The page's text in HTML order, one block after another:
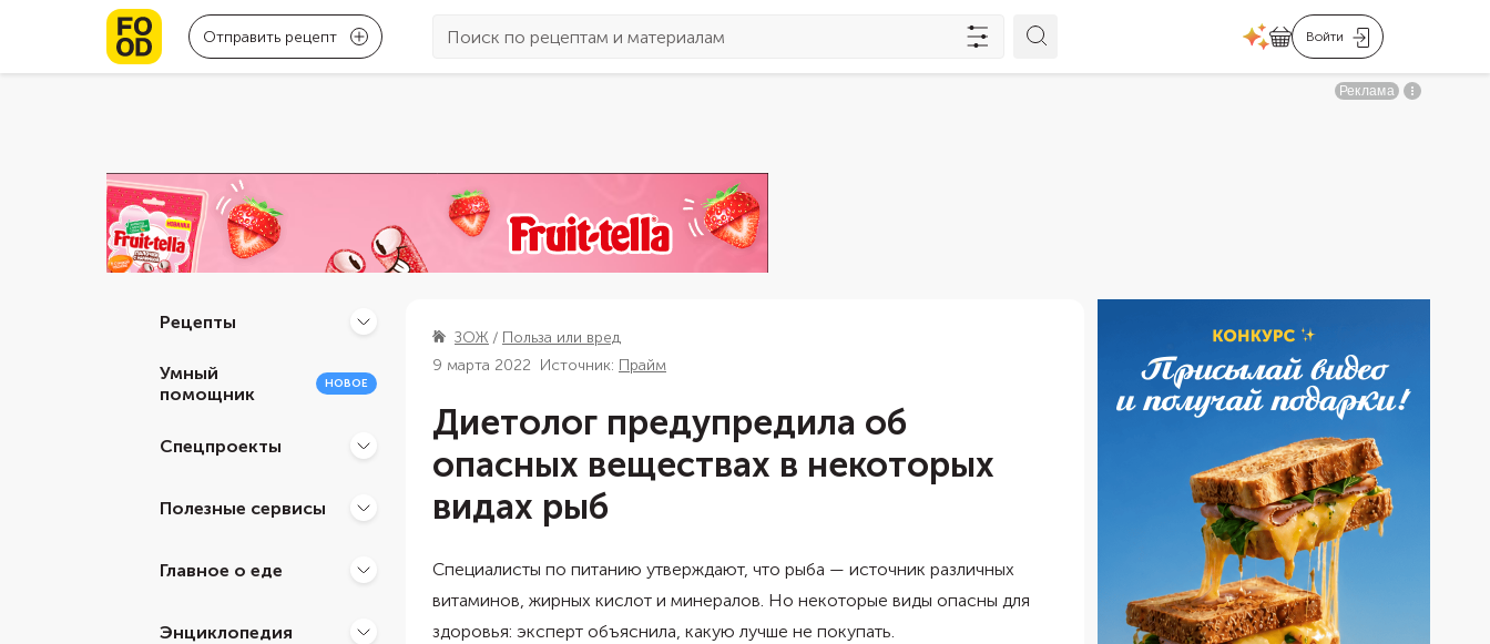
Отправить рецепт Войти
Рецепты
Умный
помощник
НОВОЕ
Спецпроекты
Полезные сервисы
Главное о еде
Энциклопедия
ЗОЖ
Польза или вред
9 марта 2022 Источник: Прайм
Диетолог предупредила об
опасных веществах в некоторых
видах рыб
Специалисты по питанию утверждают, что рыба — источник различных
витаминов, жирных кислот и минералов. Но некоторые виды опасны для
здоровья: эксперт объяснила, какую лучше не покупать.